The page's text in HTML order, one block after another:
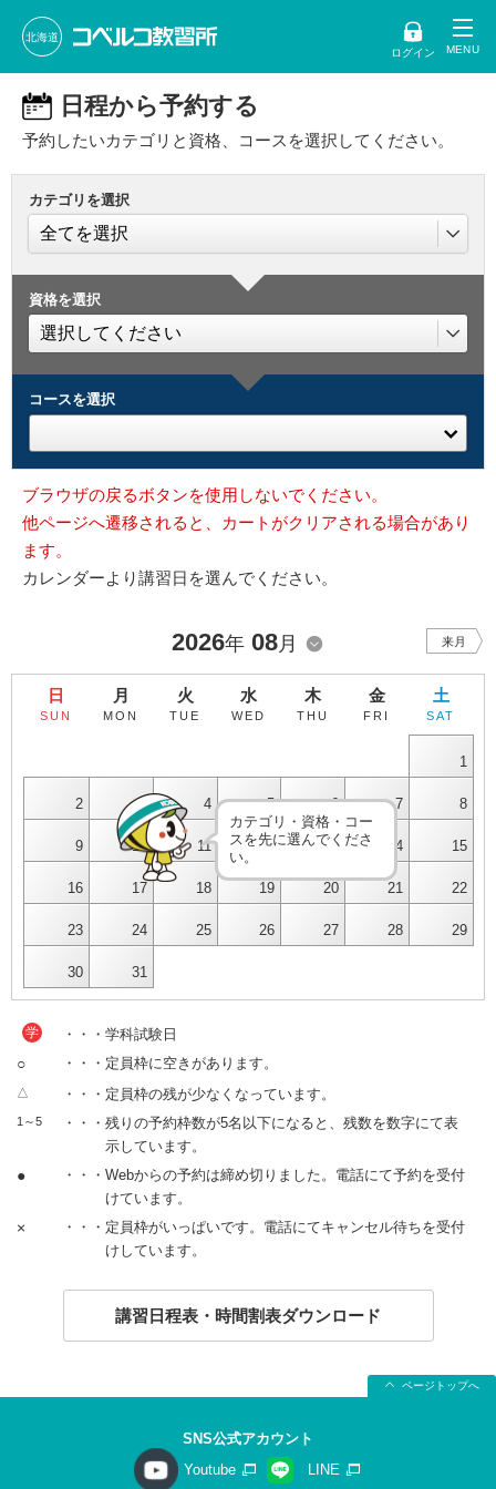
北海道
ログイン
日程から予約する
予約したいカテゴリと資格、コースを選択してください。
カテゴリを選択
資格を選択
コースを選択
ブラウザの戻るボタンを使用しないでください。
他ページへ遷移されると、カートがクリアされる場合があり
ます。
カレンダーより講習日を選んでください。
2026年 08月 来月
日
SUN
月
MON
火
TUE
水
WED
木
THU
金
FRI
土
SAT
1
2 3 4 5 6 7 8
9 10 11 12 13 14 15
16 17 18 19 20 21 22
23 24 25 26 27 28 29
30 31
カテゴリ・資格・コー
スを先に選んでくださ
い。
学 ・・・学科試験日
○ ・・・定員枠に空きがあります。
△ ・・・定員枠の残が少なくなっています。
1～5
・・・残りの予約枠数が5名以下になると、残数を数字にて表
示しています。
●
・・・Webからの予約は締め切りました。電話にて予約を受付
けています。
×
・・・定員枠がいっぱいです。電話にてキャンセル待ちを受付
けしています。
講習日程表・時間割表ダウンロード
ページトップへ
SNS公式アカウント
Youtube
LINE